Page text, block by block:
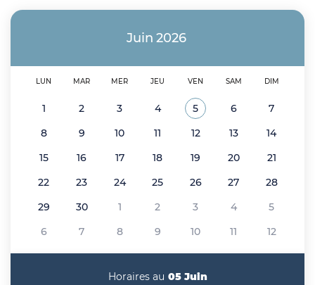
Juin 2026
LUN MAR MER JEU VEN SAM DIM
1 2 3 4 Voir tous les
5Juin 2026
6
7
8
9 10 11 12 13
14
15
16 17 18 19 20
21
22
23 24 25 26 27
28
29
30 1 2 3 4
5
6
7 8 9 10 11 12
Horaires au 05 Juin